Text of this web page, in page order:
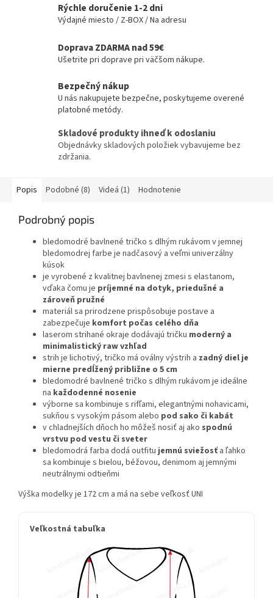
Rýchle doručenie 1-2 dni
Výdajné miesto / Z-BOX / Na adresu
Doprava ZDARMA nad 59€
Ušetrite pri doprave pri väčšom nákupe.
Bezpečný nákup
U nás nakupujete bezpečne, poskytujeme overené
platobné metódy.
Skladové produkty ihneď k odoslaniu
Objednávky skladových položiek vybavujeme bez
zdržania.
Popis Podobné (8) Videá (1) Hodnotenie
Podrobný popis
bledomodré bavlnené tričko s dlhým rukávom v jemnej
bledomodrej farbe je nadčasový a veľmi univerzálny
kúsok
je vyrobené z kvalitnej bavlnenej zmesi s elastanom,
vďaka čomu je príjemné na dotyk, priedušné a
zároveň pružné
materiál sa prirodzene prispôsobuje postave a
zabezpečuje komfort počas celého dňa
laserom strihané okraje dodávajú tričku moderný a
minimalistický raw vzhľad
strih je lichotivý, tričko má oválny výstrih a zadný diel je
mierne predĺžený približne o 5 cm
bledomodré bavlnené tričko s dlhým rukávom je ideálne
na každodenné nosenie
výborne sa kombinuje s rifľami, elegantnými nohavicami,
sukňou s vysokým pásom alebo pod sako či kabát
v chladnejších dňoch ho môžeš nosiť aj ako spodnú
vrstvu pod vestu či sveter
bledomodrá farba dodá outfitujemnú sviežosť a ľahko
sa kombinuje s bielou, béžovou, denimom aj jemnými
neutrálnymi odtieňmi
Výška modelky je 172 cm a má na sebe veľkosť UNI
Veľkostná tabuľka